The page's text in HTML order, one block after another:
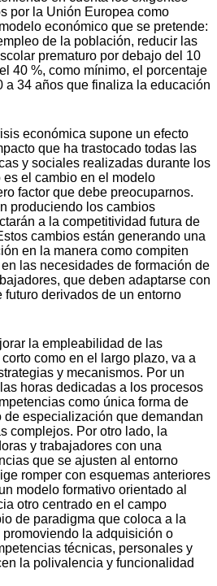
por la Unión Europea como
económico que se pretende:
de la población, reducir las
prematuro por debajo del 10
40 %, como mínimo, el porcentaje
a 34 años que finaliza la educación
económica supone un efecto
que ha trastocado todas las
y sociales realizadas durante los
el cambio en el modelo
factor que debe preocuparnos.
produciendo los cambios
a la competitividad futura de
cambios están generando una
en la manera como compiten
las necesidades de formación de
que deben adaptarse con
futuro derivados de un entorno
la empleabilidad de las
como en el largo plazo, va a
y mecanismos. Por un
horas dedicadas a los procesos
como única forma de
de especialización que demandan
complejos. Por otro lado, la
y trabajadores con una
que se ajusten al entorno
romper con esquemas anteriores
modelo formativo orientado al
otro centrado en el campo
de paradigma que coloca a la
promoviendo la adquisición o
técnicas, personales y
la polivalencia y funcionalidad